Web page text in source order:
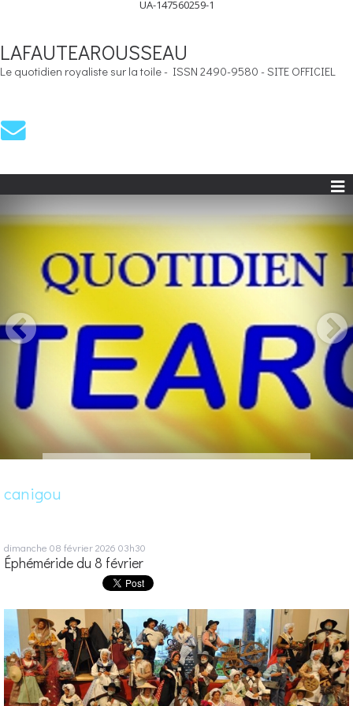
UA-147560259-1
LAFAUTEAROUSSEAU
Le quotidien royaliste sur la toile - ISSN 2490-9580 - SITE OFFICIEL
canigou
dimanche 08 février 2026 03h30
Éphéméride du 8 février